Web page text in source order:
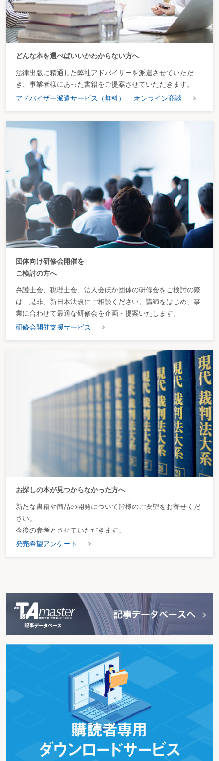
どんな本を選べばいいかわからない方へ
法律出版に精通した弊社アドバイザーを派遣させていただ
き、事業者様にあった書籍をご提案させていただきます。
アドバイザー派遣サービス（無料）
オンライン商談
団体向け研修会開催を
ご検討の方へ
弁護士会、税理士会、法人会ほか団体の研修会をご検討の際
は、是非、新日本法規にご相談ください。講師をはじめ、事
業に合わせて最適な研修会を企画・提案いたします。
研修会開催支援サービス
お探しの本が見つからなかった方へ
新たな書籍や商品の開発について皆様のご要望をお寄せくだ
さい。
今後の参考とさせていただきます。
発売希望アンケート